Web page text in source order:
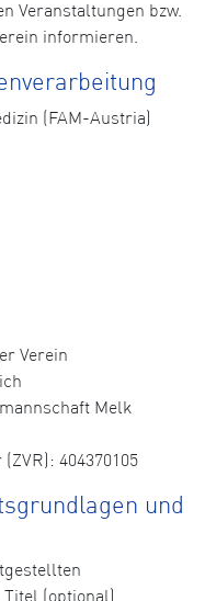
Veranstaltungen bzw.
informieren.
(FAM-Austria)
Verein
Melk
404370105
und
(optional),